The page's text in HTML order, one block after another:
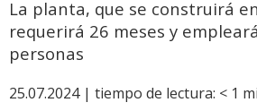
La planta, que se construirá
requerirá 26 meses y
personas
25.07.2024 | tiempo de lectura: < 1